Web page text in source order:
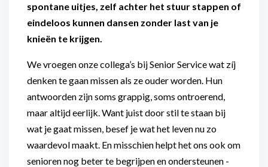
spontane uitjes, zelf achter het stuur stappen of
eindeloos kunnen dansen zonder last van je
knieën te krijgen.
We vroegen onze collega’s bij Senior Service wat zíj
denken te gaan missen als ze ouder worden. Hun
antwoorden zijn soms grappig, soms ontroerend,
maar altijd eerlijk. Want juist door stil te staan bij
wat je gaat missen, besef je wat het leven nu zo
waardevol maakt. En misschien helpt het ons ook om
senioren nog beter te begrijpen en ondersteunen -